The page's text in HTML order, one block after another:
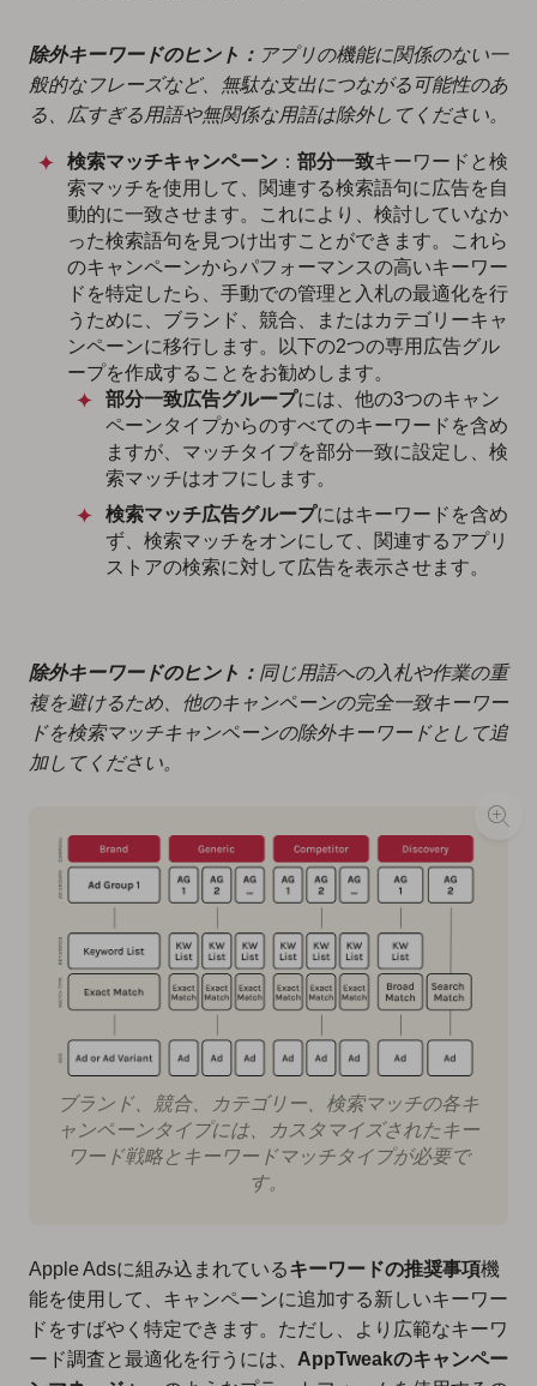
除外キーワードのヒント： アプリの機能に関係のない一
般的なフレーズなど、無駄な支出につながる可能性のあ
る、広すぎる用語や無関係な用語は除外してください。
検索マッチキャンペーン ： 部分一致キーワードと検
索マッチを使用して、関連する検索語句に広告を自
動的に一致させます。これにより、検討していなか
った検索語句を見つけ出すことができます。これら
のキャンペーンからパフォーマンスの高いキーワー
ドを特定したら、手動での管理と入札の最適化を行
うために、ブランド、競合、またはカテゴリーキャ
ンペーンに移行します。以下の2つの専用広告グル
ープを作成することをお勧めします。
部分一致広告グループには、他の3つのキャン
ペーンタイプからのすべてのキーワードを含め
ますが、マッチタイプを部分一致に設定し、検
索マッチはオフにします。
検索マッチ広告グループにはキーワードを含め
ず、検索マッチをオンにして、関連するアプリ
ストアの検索に対して広告を表示させます。
除外キーワードのヒント： 同じ用語への入札や作業の重
複を避けるため、他のキャンペーンの完全一致キーワー
ドを検索マッチキャンペーンの除外キーワードとして追
加してください。
ブランド、競合、カテゴリー、検索マッチの各キ
ャンペーンタイプには、カスタマイズされたキー
ワード戦略とキーワードマッチタイプが必要で
す。
Apple Adsに組み込まれているキーワードの推奨事項機
能を使用して、キャンペーンに追加する新しいキーワー
ドをすばやく特定できます。ただし、より広範なキーワ
ード調査と最適化を行うには、 AppTweakのキャンペー